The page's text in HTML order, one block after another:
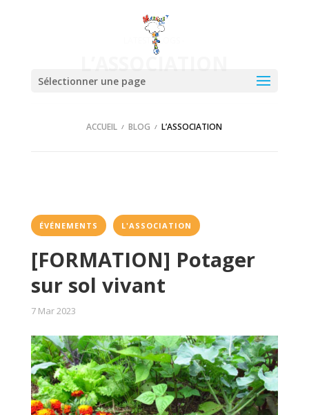
Sélectionner une page
LATEST BLOGS -
L’ASSOCIATION
ACCUEIL BLOG L’ASSOCIATION
ÉVÉNEMENTS , L'ASSOCIATION
[FORMATION] Potager
sur sol vivant
7 Mar 2023